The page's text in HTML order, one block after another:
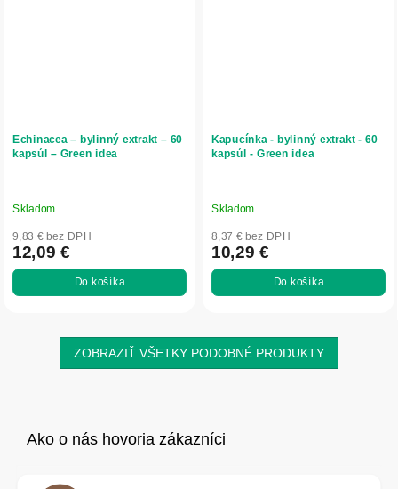
Echinacea – bylinný extrakt – 60
kapsúl – Green idea
Skladom
9,83 € bez DPH
12,09 €
Do košíka
Kapucínka - bylinný extrakt - 60
kapsúl - Green idea
Skladom
8,37 € bez DPH
10,29 €
Do košíka
ZOBRAZIŤ VŠETKY PODOBNÉ PRODUKTY